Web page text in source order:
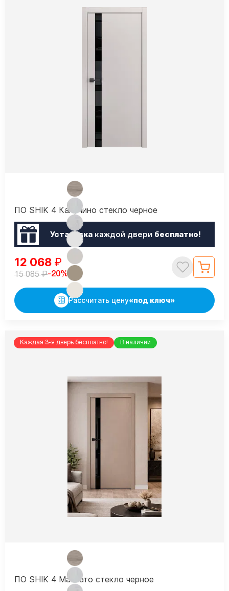
ПО SHIK 4 Капучино стекло черное
Установкакаждой двери бесплатно!
12 068 ₽
15 085₽-20%
Рассчитать цену«под ключ»
Каждая 3-я дверь бесплатно! В наличии
ПО SHIK 4 Макиато стекло черное